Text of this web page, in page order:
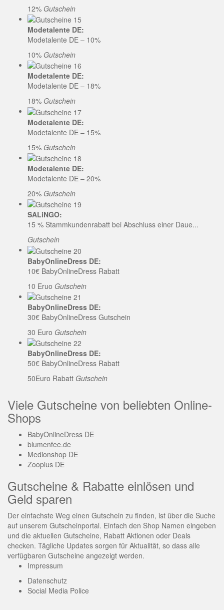
12% Gutschein
Modetalente DE:
Modetalente DE – 10%
10% Gutschein
Modetalente DE:
Modetalente DE – 18%
18% Gutschein
Modetalente DE:
Modetalente DE – 15%
15% Gutschein
Modetalente DE:
Modetalente DE – 20%
20% Gutschein
SALiNGO:
15 % Stammkundenrabatt bei Abschluss einer Daue...
Gutschein
BabyOnlineDress DE:
10€ BabyOnlineDress Rabatt
10 Eruo Gutschein
BabyOnlineDress DE:
30€ BabyOnlineDress Gutschein
30 Euro Gutschein
BabyOnlineDress DE:
50€ BabyOnlineDress Rabatt
50Euro Rabatt Gutschein
Viele Gutscheine von beliebten Online-
Shops
BabyOnlineDress DE
blumenfee.de
Medionshop DE
Zooplus DE
Gutscheine & Rabatte einlösen und
Geld sparen
Der einfachste Weg einen Gutschein zu finden, ist über die Suche
auf unserem Gutscheinportal. Einfach den Shop Namen eingeben
und die aktuellen Gutscheine, Rabatt Aktionen oder Deals
checken. Tägliche Updates sorgen für Aktualität, so dass alle
verfügbaren Gutscheine angezeigt werden.
Impressum
Datenschutz
Social Media Police